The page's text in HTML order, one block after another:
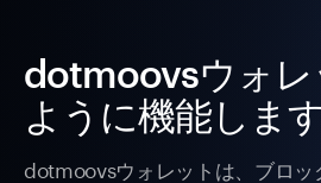
dotmoovsウォ
ように機能しま
dotmoovsウォレットは、ブロッ